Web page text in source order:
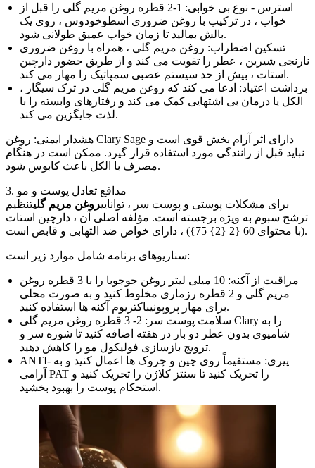
استرس - نوع بی خوابی: 1-2 قطره روغن مریم گلی را قبل از
خواب ، در ترکیب با روغن ضروری اسطوخودوس ، روی یک
بالش بمالید تا زمان خواب عمیق طولانی شود.
تسکین اضطراب: روغن مریم گلی ، همراه با روغن ضروری
نارنجی شیرین ، عطر را تقویت می کند و از طریق حضور دارچین
استات ، بیش از حد سیستم عصبی سمپاتیک را مهار می کند.
برداشت اعتیاد: ادعا می کند که روغن مریم گلی در ترک سیگار ،
الکل یا درمان بی اشتهایی کمک می کند و رفتارهای وابسته را با
لذت جایگزین می کند.
هشدار ایمنی: روغن Clary Sage دارای اثر آرام بخش قوی است و
نباید قبل از رانندگی مورد استفاده قرار گیرد. ممکن است در هنگام
مصرف با الکل باعث کابوس شود.
3. مدافع تعادل پوست و مو
برای مشکلات پوستی و پوست سر ، تواناییروغن مریم گلیتنظیم
ترشح سبوم به ویژه برجسته است. مؤلفه اصلی آن ، دارچین استات
(با محتوای 60 {2 {2} 75}) ، دارای خواص ضد التهابی و قابض است.
سناریوهای برنامه شامل موارد زیر است:
مراقبت از آکنه: 10 میلی لیتر روغن جوجوبا را با 3 قطره روغن
مریم گلی و 2 قطره رزماری مخلوط کنید و به صورت محلی
برای مهار پروپونیباکتریوم آکنه ها استفاده کنید.
سلامت پوست سر: 2- 3 قطره روغن مریم گلی Clary را به
شامپوی بدون عطر دو بار در هفته اضافه کنید تا شوره سر و
ترویج بازسازی فولیکول مو را کاهش دهید.
ANTI- پیری: مستقیماً روی چین و چروک ها اعمال کنید و به
آرامی PAT را تحریک کنید تا سنتز کلاژن را تحریک کنید و
استحکام پوست را بهبود بخشید.